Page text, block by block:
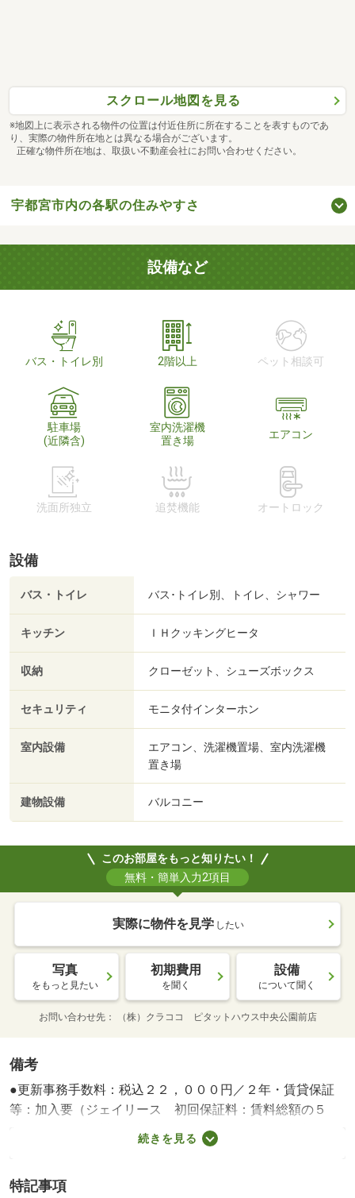
スクロール地図を見る
※地図上に表示される物件の位置は付近住所に所在することを表すものであ
り、実際の物件所在地とは異なる場合がございます。
正確な物件所在地は、取扱い不動産会社にお問い合わせください。
宇都宮市内の各駅の住みやすさ
設備など
バス・トイレ別 2階以上 ペット相談可
駐車場
(近隣含)
室内洗濯機
置き場
エアコン
洗面所独立 追焚機能 オートロック
設備
バス・トイレ バス･トイレ別、トイレ、シャワー
キッチン ＩＨクッキングヒータ
収納 クローゼット、シューズボックス
セキュリティ モニタ付インターホン
室内設備
エアコン、洗濯機置場、室内洗濯機
置き場
建物設備 バルコニー
このお部屋をもっと知りたい！
無料・簡単入力2項目
実際に物件を見学 したい
写真
をもっと見たい
初期費用
を聞く
設備
について聞く
お問い合わせ先 （株）クラココ ピタットハウス中央公園前店
備考
●更新事務手数料：税込２２，０００円／２年・賃貸保証
等：加入要（ジェイリース 初回保証料：賃料総額の５
０％、月額保証料：賃料総額の１．８％、年間保証料：１
０，０００円）・維持費等：緊急連絡センター費３００円
通り南停歩３分／ＪＲ日光線鶴田駅バス７分陽西通り南停
続きを見る
特記事項